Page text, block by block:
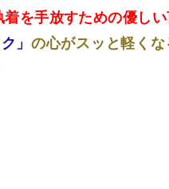
を手放すための優し
」 の心がスッと軽くな